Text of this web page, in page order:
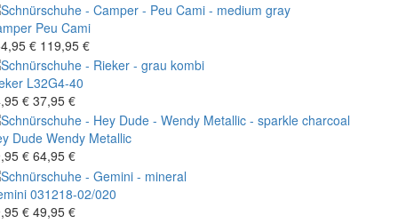
Peu Cami
€ 119,95 €
L32G4-40
€ 37,95 €
Dude Wendy Metallic
€ 64,95 €
031218-02/020
€ 49,95 €